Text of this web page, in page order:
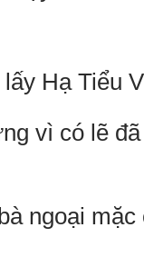
Hạ Tiểu
vì có lẽ
ngoại